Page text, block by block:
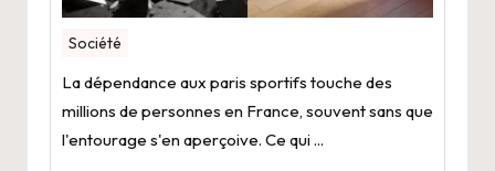
Société
La dépendance aux paris sportifs touche des
millions de personnes en France, souvent sans que
l'entourage s'en aperçoive. Ce qui ...